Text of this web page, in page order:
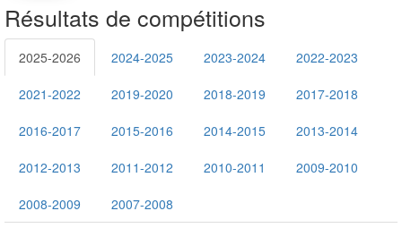
Résultats de compétitions
2025-2026 2024-2025 2023-2024 2022-2023
2021-2022 2019-2020 2018-2019 2017-2018
2016-2017 2015-2016 2014-2015 2013-2014
2012-2013 2011-2012 2010-2011 2009-2010
2008-2009 2007-2008